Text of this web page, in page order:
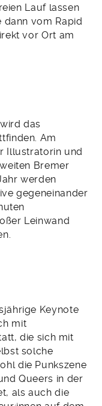
Lauf lassen
dann vom Rapid
vor Ort am
das
Am
Illustratorin und
Bremer
werden
gegeneinander
Leinwand
Keynote
mit
die sich mit
solche
die Punkszene
Queers in der
als auch die